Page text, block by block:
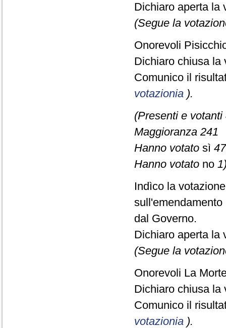
Dichiaro aperta la
(Segue la
Onorevoli
Dichiaro chiusa la
Comunico il
votazionia ).
(Presenti e votanti
Maggioranza 241
Hanno votato sì
Hanno votato no
Indìco la
dal Governo.
Dichiaro aperta la
(Segue la
Onorevoli La
Dichiaro chiusa la
Comunico il
votazionia ).